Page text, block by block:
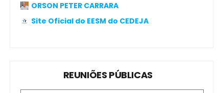
ORSON PETER CARRARA
Site Oficial do EESM do CEDEJA
REUNIÕES PÚBLICAS